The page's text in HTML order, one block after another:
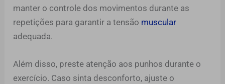
manter o controle dos movimentos durante as
repetições para garantir a tensão muscular
adequada.
Além disso, preste atenção aos punhos durante o
exercício. Caso sinta desconforto, ajuste o